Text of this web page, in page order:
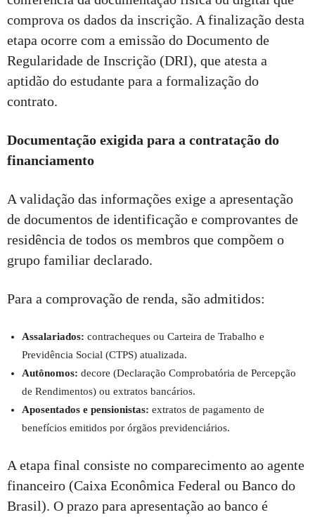
comprova os dados da inscrição. A finalização desta
etapa ocorre com a emissão do Documento de
Regularidade de Inscrição (DRI), que atesta a
aptidão do estudante para a formalização do
contrato.
Documentação exigida para a contratação do
financiamento
A validação das informações exige a apresentação
de documentos de identificação e comprovantes de
residência de todos os membros que compõem o
grupo familiar declarado.
Para a comprovação de renda, são admitidos:
Assalariados: contracheques ou Carteira de Trabalho e
Previdência Social (CTPS) atualizada.
Autônomos: decore (Declaração Comprobatória de Percepção
de Rendimentos) ou extratos bancários.
Aposentados e pensionistas: extratos de pagamento de
benefícios emitidos por órgãos previdenciários.
A etapa final consiste no comparecimento ao agente
financeiro (Caixa Econômica Federal ou Banco do
Brasil). O prazo para apresentação ao banco é